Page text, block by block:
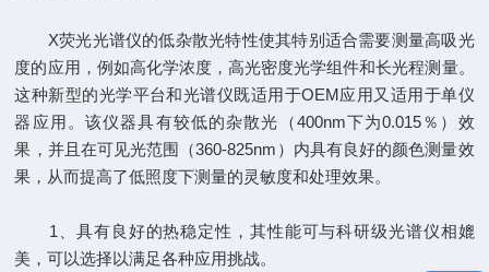
X荧光光谱仪的低杂散光特性使其特别适合需要测量高吸光
度的应用，例如高化学浓度，高光密度光学组件和长光程测量。
这种新型的光学平台和光谱仪既适用于OEM应用又适用于单仪
器应用。该仪器具有较低的杂散光（400nm下为0.015％）效
果，并且在可见光范围（360-825nm）内具有良好的颜色测量效
果，从而提高了低照度下测量的灵敏度和处理效果。
1、具有良好的热稳定性，其性能可与科研级光谱仪相媲
美，可以选择以满足各种应用挑战。